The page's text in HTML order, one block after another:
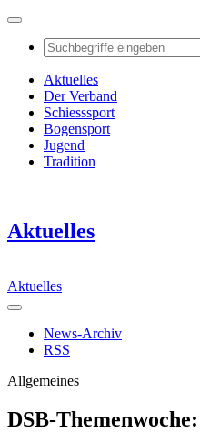
Aktuelles
Der Verband
Schiesssport
Bogensport
Jugend
Tradition
Aktuelles
Aktuelles
News-Archiv
RSS
Allgemeines
DSB-